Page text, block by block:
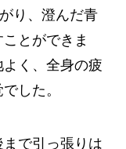
り、澄んだ青
とができま
く、全身の疲
した。
で引っ張りは